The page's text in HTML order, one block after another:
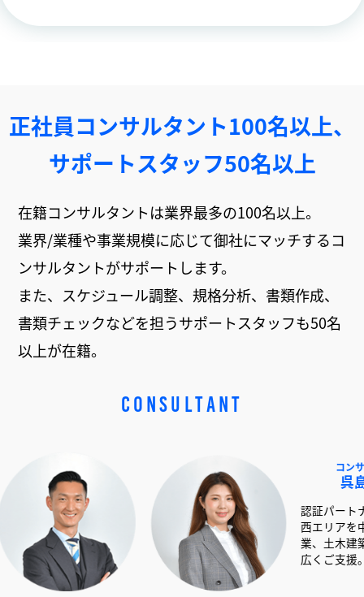
正社員コンサルタント100名以上、
サポートスタッフ50名以上
在籍コンサルタントは業界最多の100名以上。
業界/業種や事業規模に応じて御社にマッチするコ
ンサルタントがサポートします。
また、スケジュール調整、規格分析、書類作成、
書類チェックなどを担うサポートスタッフも50名
以上が在籍。
CONSULTANT